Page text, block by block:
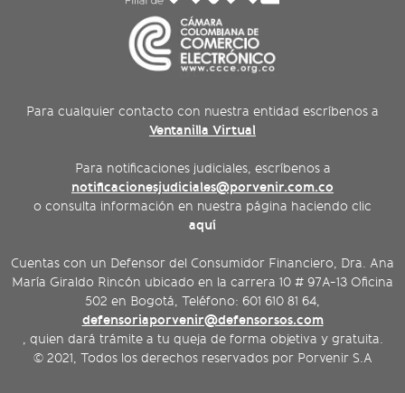
Para cualquier contacto con nuestra entidad escríbenos a
Ventanilla Virtual
Para notificaciones judiciales, escríbenos a
notificacionesjudiciales@porvenir.com.co
o consulta información en nuestra página haciendo clic
aquí
Cuentas con un Defensor del Consumidor Financiero, Dra. Ana
María Giraldo Rincón ubicado en la carrera 10 # 97A-13 Oficina
502 en Bogotá, Teléfono: 601 610 81 64,
defensoriaporvenir@defensorsos.com
, quien dará trámite a tu queja de forma objetiva y gratuita.
© 2021, Todos los derechos reservados por Porvenir S.A